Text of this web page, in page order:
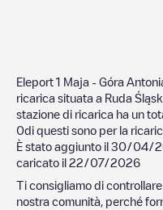
Eleport 1 Maja - Góra
ricarica situata a Ruda
stazione di ricarica ha un
0di questi sono per la
È stato aggiunto il 30/04/
caricato il 22/07/2026
Ti consigliamo di
nostra comunità, perché